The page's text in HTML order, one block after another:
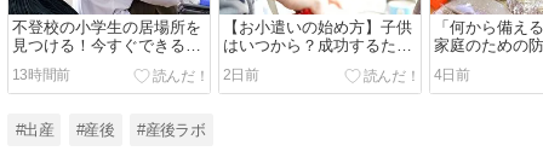
不登校の小学生の居場所を
見つける！今すぐできる安
心の探し方
13時間前
【お小遣いの始め方】子供
はいつから？成功するため
の裏ワザと結論！
2日前
「何から備え
家庭のための
礎知識｜ロー
クと収納のコツ
4日前
#出産 #産後 #産後ラボ